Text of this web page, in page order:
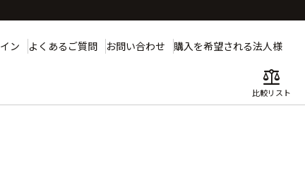
ン よくあるご質問 お問い合わせ 購入を希望される法人様
balance
比較リスト